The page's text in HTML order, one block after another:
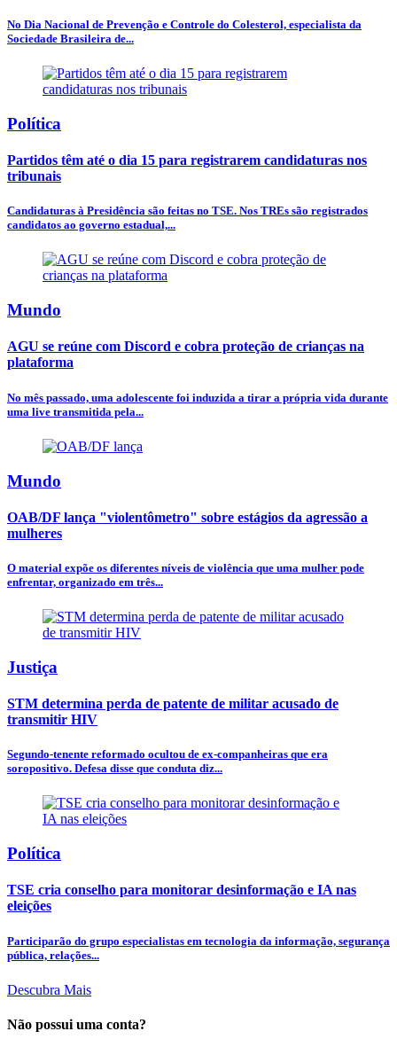
No Dia Nacional de Prevenção e Controle do Colesterol, especialista da
Sociedade Brasileira de...
Política
Partidos têm até o dia 15 para registrarem candidaturas nos
tribunais
Candidaturas à Presidência são feitas no TSE. Nos TREs são registrados
candidatos ao governo estadual,...
Mundo
AGU se reúne com Discord e cobra proteção de crianças na
plataforma
No mês passado, uma adolescente foi induzida a tirar a própria vida durante
uma live transmitida pela...
Mundo
OAB/DF lança "violentômetro" sobre estágios da agressão a
mulheres
O material expõe os diferentes níveis de violência que uma mulher pode
enfrentar, organizado em três...
Justiça
STM determina perda de patente de militar acusado de
transmitir HIV
Segundo-tenente reformado ocultou de ex-companheiras que era
soropositivo. Defesa disse que conduta diz...
Política
TSE cria conselho para monitorar desinformação e IA nas
eleições
Participarão do grupo especialistas em tecnologia da informação, segurança
pública, relações...
Descubra Mais
Não possui uma conta?